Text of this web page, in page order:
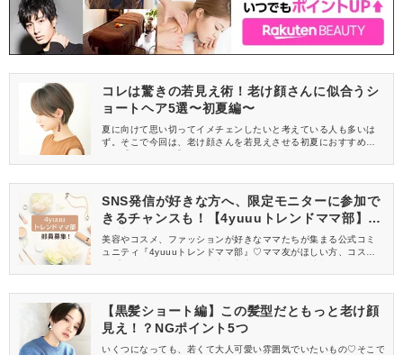
コレは驚きの若見え術！老け顔さんに似合うシ
ョートヘア5選〜初夏編〜
夏に向けて思い切ってイメチェンしたいと考えている人も多いは
ず。そこで今回は、老け顔さんを若見えさせる初夏におすすめの
ず髪型からチェンジしてみてはいかがでしょうか？
SNS発信が好きな方へ、限定モニターに参加で
きるチャンスも！【4yuuuトレンドママ部】部
員募集中
美容やコスメ、ファッションが好きなママたちが集まる公式コミ
ュニティ『4yuuuトレンドママ部』♡ママ友がほしい方、コスメサ
信してくれる方を募集しています！
【黒髪ショート編】この髪型だともっと老け顔
見え！？NGポイント5つ
いくつになっても、若くて大人可愛い雰囲気でいたいもの♡そこで